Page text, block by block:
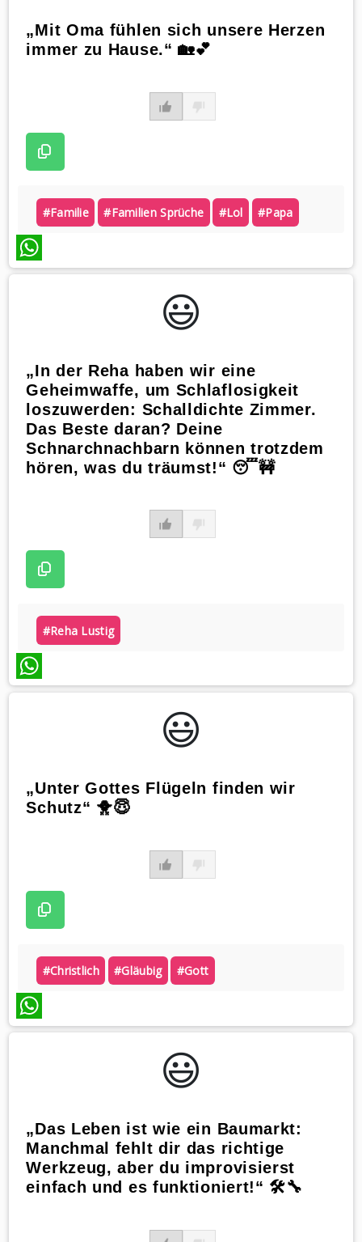
„Mit Oma fühlen sich unsere Herzen
immer zu Hause.“ 🏡💕
#familie #familien Sprüche #lol #papa
WhatsApp
😃️
„In der Reha haben wir eine
Geheimwaffe, um Schlaflosigkeit
loszuwerden: Schalldichte Zimmer.
Das Beste daran? Deine
Schnarchnachbarn können trotzdem
hören, was du träumst!“ 😴🚧
#reha Lustig
WhatsApp
😃️
„Unter Gottes Flügeln finden wir
Schutz“ 🐥😇
#christlich #gläubig #gott
WhatsApp
😃️
„Das Leben ist wie ein Baumarkt:
Manchmal fehlt dir das richtige
Werkzeug, aber du improvisierst
einfach und es funktioniert!“ 🛠️🔧